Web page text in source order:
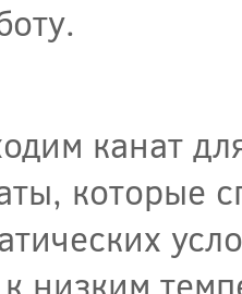
канат
которые